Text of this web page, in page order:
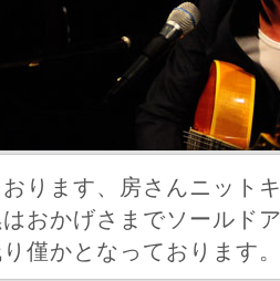
ります、房さんニット
おかげさまでソールド
僅かとなっております